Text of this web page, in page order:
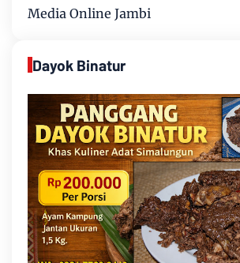
Media Online Jambi
Dayok Binatur